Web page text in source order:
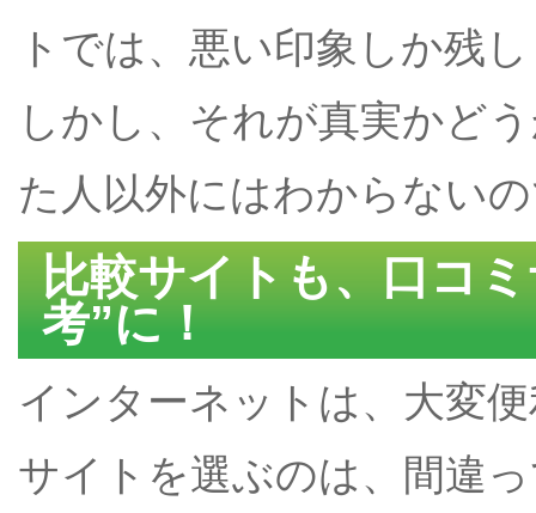
トでは、悪い印象しか残
しかし、それが真実かど
た人以外にはわからない
比較サイトも、口コ
考”に！
インターネットは、大変
サイトを選ぶのは、間違